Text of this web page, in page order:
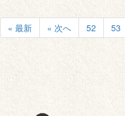
« 最新 « 次へ 52 53